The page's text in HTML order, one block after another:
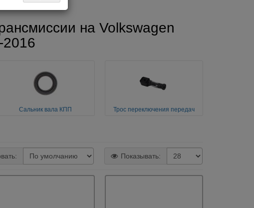
на Volkswagen
2016
Сальник вала КПП Трос переключения передач
Показывать: